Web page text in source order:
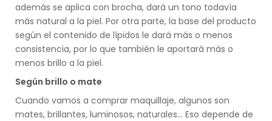
además se aplica con brocha, dará un tono todavía
más natural a la piel. Por otra parte, la base del producto
según el contenido de lípidos le dará más o menos
consistencia, por lo que también le aportará más o
menos brillo a la piel.
Según brillo o mate
Cuando vamos a comprar maquillaje, algunos son
mates, brillantes, luminosos, naturales… Eso depende de